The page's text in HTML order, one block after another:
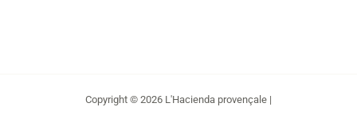
Copyright © 2026 L'Hacienda provençale |